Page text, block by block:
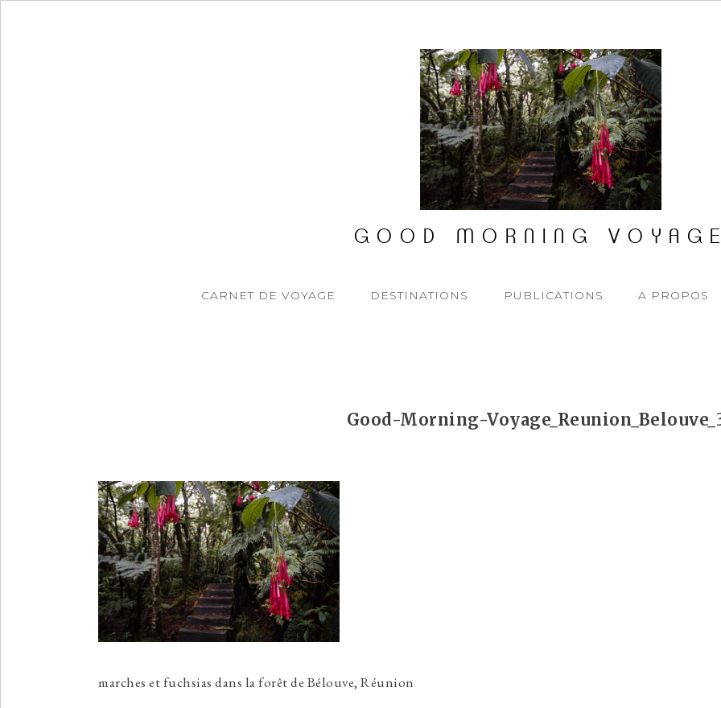
GOOD MORNING
CARNET DE VOYAGE DESTINATIONS PUBLICATIONS A PROPOS
Good-Morning-
marches et fuchsias dans la forêt de Bélouve, Réunion